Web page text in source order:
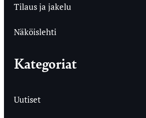
Tilaus ja jakelu
Näköislehti
Kategoriat
Uutiset